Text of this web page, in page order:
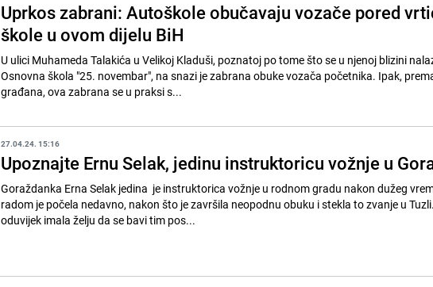
Uprkos zabrani: Autoškole obučavaju vozače pored
škole u ovom dijelu BiH
U ulici Muhameda Talakića u Velikoj Kladuši, poznatoj po tome što se u njenoj blizini
Osnovna škola "25. novembar", na snazi je zabrana obuke vozača početnika. Ipak,
građana, ova zabrana se u praksi s...
27.04.24. 15:16
Upoznajte Ernu Selak, jedinu instruktoricu vožnje u
Goraždanka Erna Selak jedina je instruktorica vožnje u rodnom gradu nakon dužeg
radom je počela nedavno, nakon što je završila neopodnu obuku i stekla to zvanje u
oduvijek imala želju da se bavi tim pos...